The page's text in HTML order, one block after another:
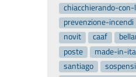
chiacchierando-
prevenzione-incendi
novit
caaf
poste
made-in-
santiago